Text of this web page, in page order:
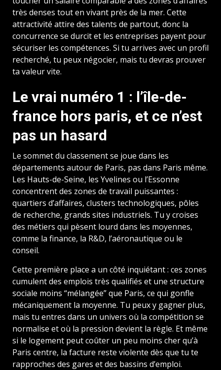
très denses tout en vivant près de la mer. Cette
attractivité attire des talents de partout, donc la
concurrence se durcit et les entreprises payent pour
sécuriser les compétences. Si tu arrives avec un profil
recherché, tu peux négocier, mais tu devras prouver
ta valeur vite.
Le vrai numéro 1 : l’île-de-
france hors paris, et ce n’est
pas un hasard
Le sommet du classement se joue dans les
départements autour de Paris, pas dans Paris même.
Les Hauts-de-Seine, les Yvelines ou l’Essonne
concentrent des zones de travail puissantes :
quartiers d’affaires, clusters technologiques, pôles
de recherche, grands sites industriels. Tu y croises
des métiers qui pèsent lourd dans les moyennes,
comme la finance, la R&D, l’aéronautique ou le
conseil.
Cette première place a un côté inquiétant : ces zones
cumulent des emplois très qualifiés et une structure
sociale moins “mélangée” que Paris, ce qui gonfle
mécaniquement la moyenne. Tu peux y gagner plus,
mais tu entres dans un univers où la compétition se
normalise et où la pression devient la règle. Et même
si le logement peut coûter un peu moins cher qu’à
Paris centre, la facture reste violente dès que tu te
rapproches des gares et des bassins d’emploi.